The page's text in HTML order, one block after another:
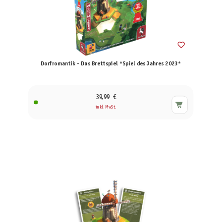
Dorfromantik - Das Brettspiel *Spiel des Jahres 2023*
39,99 €
inkl. MwSt.